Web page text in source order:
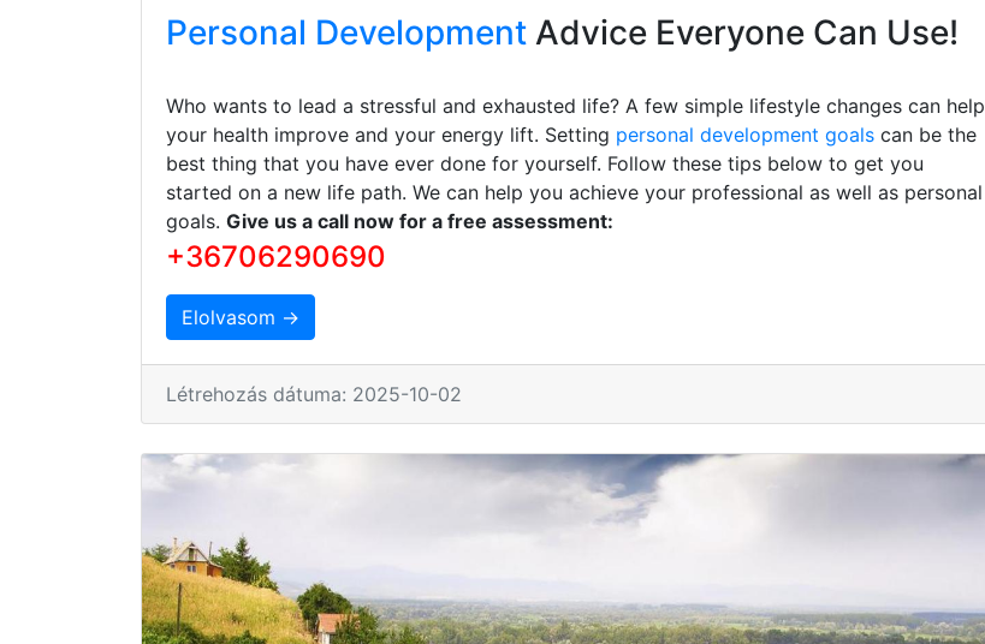
Personal Development Advice Everyone Can Use!
Who wants to lead a stressful and exhausted life? A few simple lifestyle changes can help
your health improve and your energy lift. Setting personal development goals can be the
best thing that you have ever done for yourself. Follow these tips below to get you
started on a new life path. We can help you achieve your professional as well as personal
goals. Give us a call now for a free assessment:
+36706290690
Elolvasom →
Létrehozás dátuma: 2025-10-02